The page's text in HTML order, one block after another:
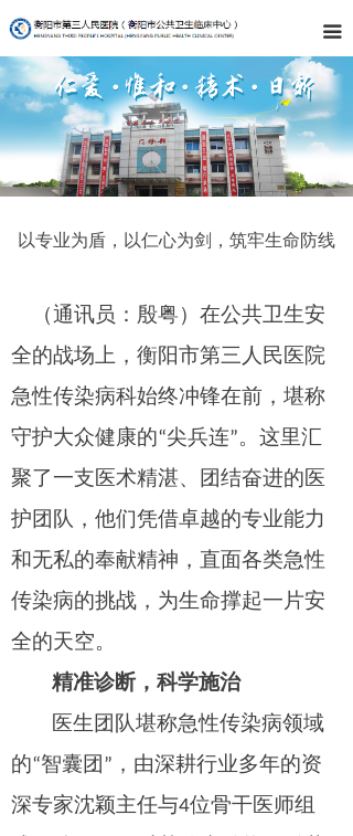
끀
以专业为盾，以仁心为剑，筑牢生命防线
（通讯员：殷粤） 在公共卫生安
全的战场上， 衡阳市第三人民医院
急性传染病科始终冲锋在前 ， 堪称
守护大众健康的“尖兵连”。这里汇
聚了一支医术精湛、团结奋进的医
护团队，他们凭借卓越的专业能力
和无私的奉献精神，直面各类急性
传染病的挑战，为生命撑起一片安
全的天空。
精准诊断，科学施治
医生团队堪称急性传染病领域
的“智囊团”，由深耕行业多年的资
深专家沈颖主任与4位骨干医师组